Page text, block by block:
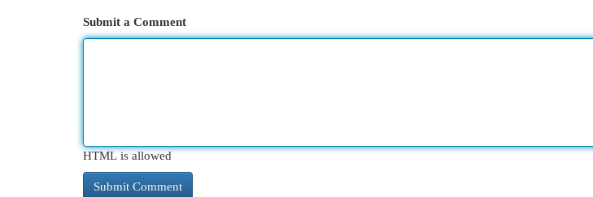
Submit a Comment
HTML is allowed